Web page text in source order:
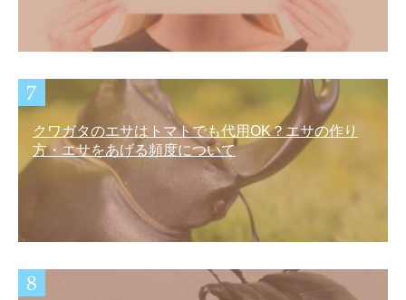
クワガタのエサはトマトでも代用OK？エサの作り
方・エサをあげる頻度について